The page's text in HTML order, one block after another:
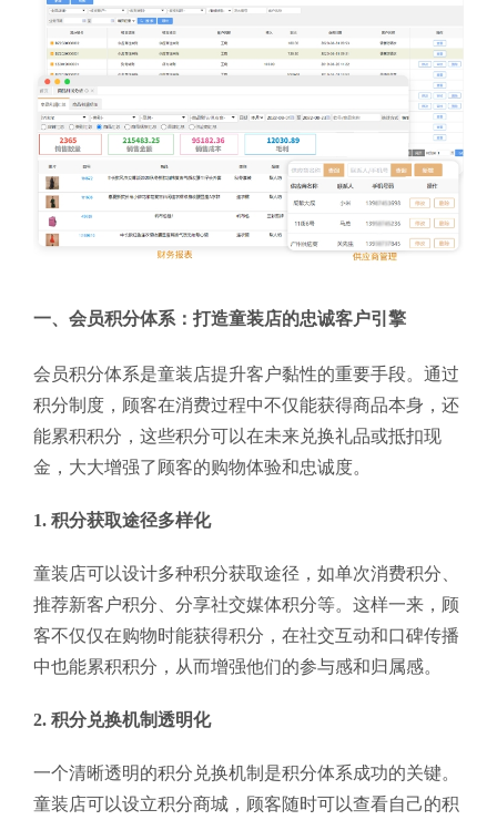
一、会员积分体系：打造童装店的忠诚客户引擎
会员积分体系是童装店提升客户黏性的重要手段。通过
积分制度，顾客在消费过程中不仅能获得商品本身，还
能累积积分，这些积分可以在未来兑换礼品或抵扣现
金，大大增强了顾客的购物体验和忠诚度。
1. 积分获取途径多样化
童装店可以设计多种积分获取途径，如单次消费积分、
推荐新客户积分、分享社交媒体积分等。这样一来，顾
客不仅仅在购物时能获得积分，在社交互动和口碑传播
中也能累积积分，从而增强他们的参与感和归属感。
2. 积分兑换机制透明化
一个清晰透明的积分兑换机制是积分体系成功的关键。
童装店可以设立积分商城，顾客随时可以查看自己的积